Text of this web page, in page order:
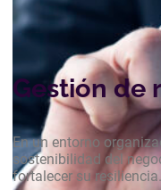
Gestión de
En un entorno
sostenibilidad del
fortalecer su resiliencia.